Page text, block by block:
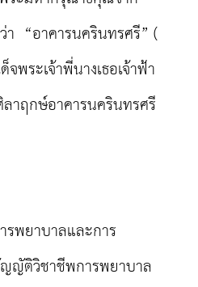
า “อาคารนครินทรศรี” (
ระเจ้าพี่นางเธอเจ้าฟ้า
าฤกษ์อาคารนครินทรศรี
ยาบาลและการ
ญัติวิชาชีพการพยาบาล